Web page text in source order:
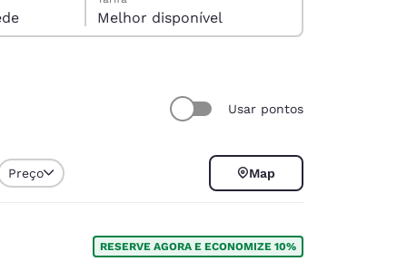
Melhor disponível
Usar pontos
Preço Map
RESERVE AGORA E ECONOMIZE 10%